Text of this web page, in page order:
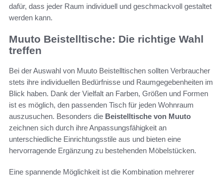
dafür, dass jeder Raum individuell und geschmackvoll gestaltet
werden kann.
Muuto Beistelltische: Die richtige Wahl
treffen
Bei der Auswahl von Muuto Beistelltischen sollten Verbraucher
stets ihre individuellen Bedürfnisse und Raumgegebenheiten im
Blick haben. Dank der Vielfalt an Farben, Größen und Formen
ist es möglich, den passenden Tisch für jeden Wohnraum
auszusuchen. Besonders die Beistelltische von Muuto
zeichnen sich durch ihre Anpassungsfähigkeit an
unterschiedliche Einrichtungsstile aus und bieten eine
hervorragende Ergänzung zu bestehenden Möbelstücken.
Eine spannende Möglichkeit ist die Kombination mehrerer